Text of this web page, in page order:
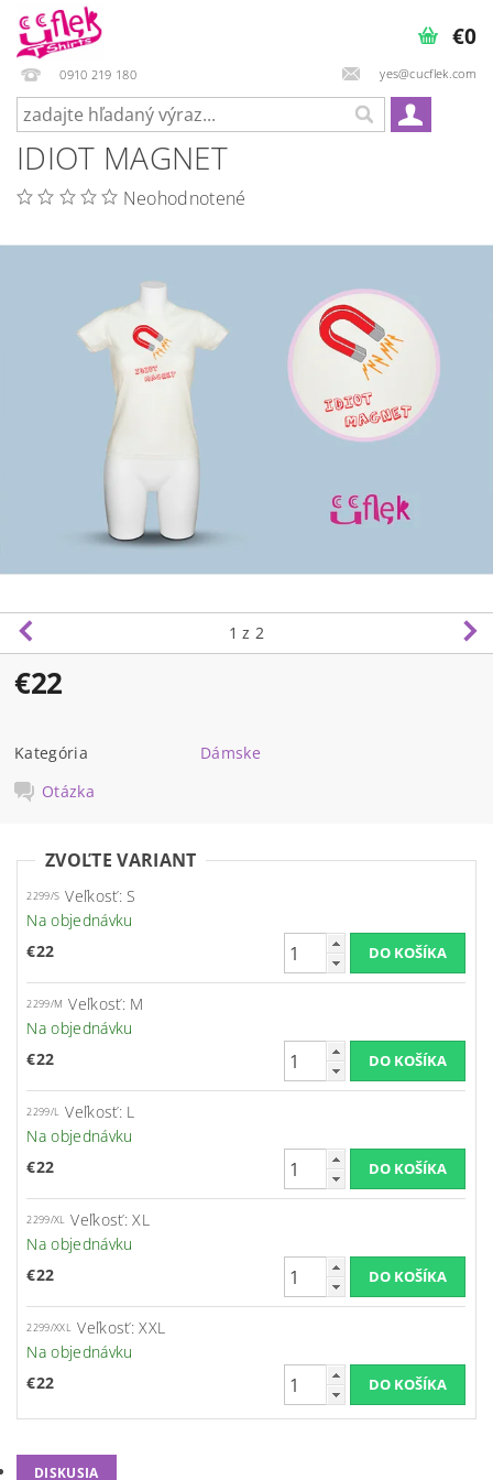
0910 219 180 yes@cucflek.com
€0
IDIOT MAGNET
Neohodnotené
1 z 2
€22
Kategória
Dámske
Otázka
ZVOĽTE VARIANT
2299/S Veľkosť: S
Na objednávku
€22
2299/M Veľkosť: M
Na objednávku
€22
2299/L Veľkosť: L
Na objednávku
€22
2299/XL Veľkosť: XL
Na objednávku
€22
2299/XXL Veľkosť: XXL
Na objednávku
€22
DISKUSIA